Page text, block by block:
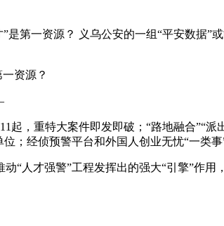
”是第一资源？ 义乌公安的一组“平安数
资源？
起，重特大案件即发即破；“路地融合”“
；经侦预警平台和外国人创业无忧“一
“人才强警”工程发挥出的强大“引擎”作用